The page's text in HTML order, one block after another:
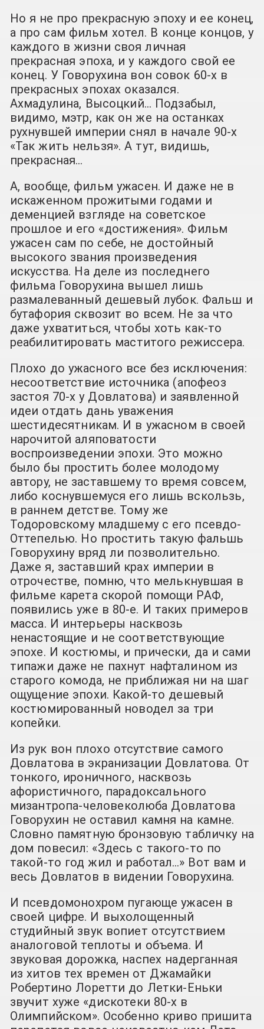
Но я не про прекрасную эпоху и ее конец,
а про сам фильм хотел. В конце концов, у
каждого в жизни своя личная
прекрасная эпоха, и у каждого свой ее
конец. У Говорухина вон совок 60-х в
прекрасных эпохах оказался.
Ахмадулина, Высоцкий… Подзабыл,
видимо, мэтр, как он же на останках
рухнувшей империи снял в начале 90-х
«Так жить нельзя». А тут, видишь,
прекрасная…
А, вообще, фильм ужасен. И даже не в
искаженном прожитыми годами и
деменцией взгляде на советское
прошлое и его «достижения». Фильм
ужасен сам по себе, не достойный
высокого звания произведения
искусства. На деле из последнего
фильма Говорухина вышел лишь
размалеванный дешевый лубок. Фальш и
бутафория сквозит во всем. Не за что
даже ухватиться, чтобы хоть как-то
реабилитировать маститого режиссера.
Плохо до ужасного все без исключения:
несоответствие источника (апофеоз
застоя 70-х у Довлатова) и заявленной
идеи отдать дань уважения
шестидесятникам. И в ужасном в своей
нарочитой аляповатости
воспроизведении эпохи. Это можно
было бы простить более молодому
автору, не заставшему то время совсем,
либо коснувшемуся его лишь вскользь,
в раннем детстве. Тому же
Тодоровскому младшему с его псевдо-
Оттепелью. Но простить такую фальшь
Говорухину вряд ли позволительно.
Даже я, заставший крах империи в
отрочестве, помню, что мелькнувшая в
фильме карета скорой помощи РАФ,
появились уже в 80-е. И таких примеров
масса. И интерьеры насквозь
ненастоящие и не соответствующие
эпохе. И костюмы, и прически, да и сами
типажи даже не пахнут нафталином из
старого комода, не приближая ни на шаг
ощущение эпохи. Какой-то дешевый
костюмированный новодел за три
копейки.
Из рук вон плохо отсутствие самого
Довлатова в экранизации Довлатова. От
тонкого, ироничного, насквозь
афористичного, парадоксального
мизантропа-человеколюба Довлатова
Говорухин не оставил камня на камне.
Словно памятную бронзовую табличку на
дом повесил: «Здесь с такого-то по
такой-то год жил и работал…» Вот вам и
весь Довлатов в видении Говорухина.
И псевдомонохром пугающе ужасен в
своей цифре. И выхолощенный
студийный звук вопиет отсутствием
аналоговой теплоты и объема. И
звуковая дорожка, наспех надерганная
из хитов тех времен от Джамайки
Робертино Лоретти до Летки-Еньки
звучит хуже «дискотеки 80-х в
Олимпийском». Особенно криво пришита